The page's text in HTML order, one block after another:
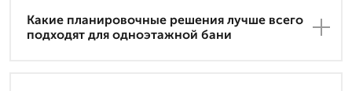
Какие планировочные решения лучше всего
подходят для одноэтажной бани